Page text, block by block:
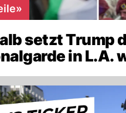
setzt Trump
in L.A.